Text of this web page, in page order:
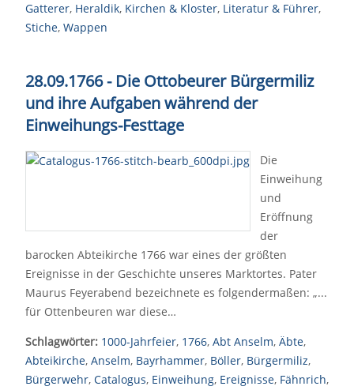
Gatterer, Heraldik, Kirchen & Kloster, Literatur & Führer,
Stiche, Wappen
28.09.1766 - Die Ottobeurer Bürgermiliz
und ihre Aufgaben während der
Einweihungs-Festtage
Die
Einweihung
und
Eröffnung
der
barocken Abteikirche 1766 war eines der größten
Ereignisse in der Geschichte unseres Marktortes. Pater
Maurus Feyerabend bezeichnete es folgendermaßen: „...
für Ottenbeuren war diese…
Schlagwörter: 1000-Jahrfeier, 1766, Abt Anselm, Äbte,
Abteikirche, Anselm, Bayrhammer, Böller, Bürgermiliz,
Bürgerwehr, Catalogus, Einweihung, Ereignisse, Fähnrich,